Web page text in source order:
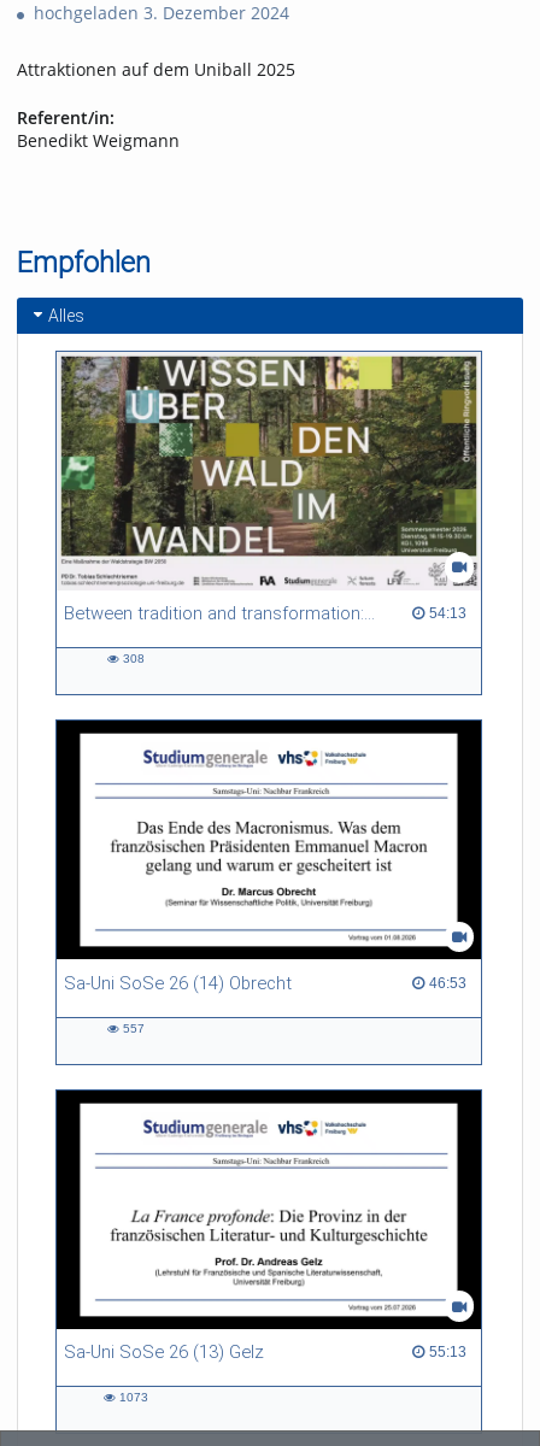
hochgeladen 3. Dezember 2024
Attraktionen auf dem Uniball 2025
Referent/in:
Benedikt Weigmann
Empfohlen
Alles
Between tradition and transformation: how owners, advisers and institutions co-create knowledge for resilient forests in Europe 54:13
54:13 duration
308
Sa-Uni SoSe 26 (14) Obrecht 46:53
46:53 duration
557
Sa-Uni SoSe 26 (13) Gelz 55:13
55:13 duration
1073